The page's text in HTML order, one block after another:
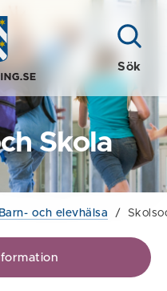
Sök
Skola
Barn- och elevhälsa /